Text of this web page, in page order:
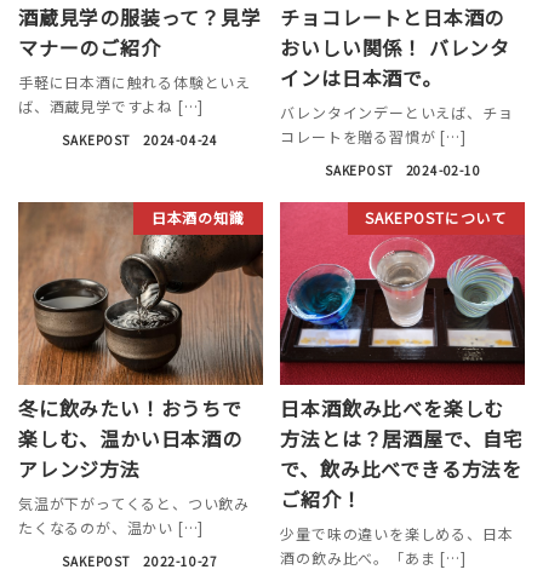
酒蔵見学の服装って？見学
マナーのご紹介
手軽に日本酒に触れる体験といえ
ば、酒蔵見学ですよね […]
SAKEPOST 2024-04-24
チョコレートと日本酒の
おいしい関係！ バレンタ
インは日本酒で。
バレンタインデーといえば、チョ
コレートを贈る習慣が […]
SAKEPOST 2024-02-10
日本酒の知識
冬に飲みたい！おうちで
楽しむ、温かい日本酒の
アレンジ方法
気温が下がってくると、つい飲み
たくなるのが、温かい […]
SAKEPOST 2022-10-27
SAKEPOSTについて
日本酒飲み比べを楽しむ
方法とは？居酒屋で、自宅
で、飲み比べできる方法を
ご紹介！
少量で味の違いを楽しめる、日本
酒の飲み比べ。「あま […]